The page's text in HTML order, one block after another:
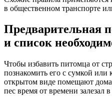
в общественном транспорте
Предварительная
и список
Чтобы избавить питомца от
познакомить его с сумкой или
открытом виде помещают
пес время от времени залезал